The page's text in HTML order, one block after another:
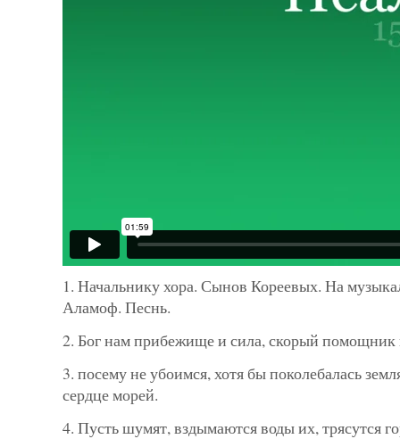
1. Начальнику хора. Сынов Кореевых. На
Аламоф. Песнь.
2. Бог нам прибежище и сила, скорый помощник
3. посему не убоимся, хотя бы поколебалась
сердце морей.
4. Пусть шумят, вздымаются воды их, трясутся